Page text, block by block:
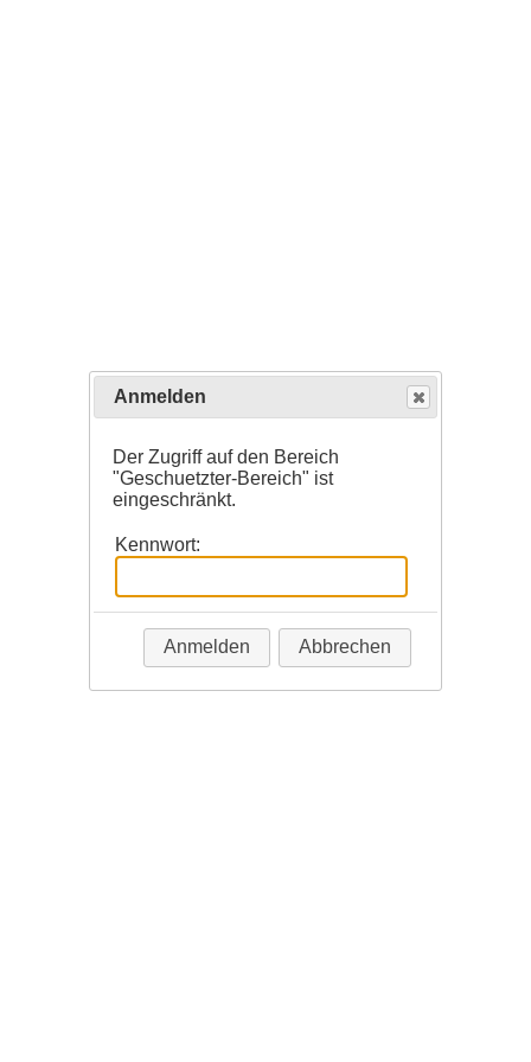
Anmelden
Der Zugriff auf den Bereich
"Geschuetzter-Bereich" ist
eingeschränkt.
Kennwort:
Anmelden Abbrechen